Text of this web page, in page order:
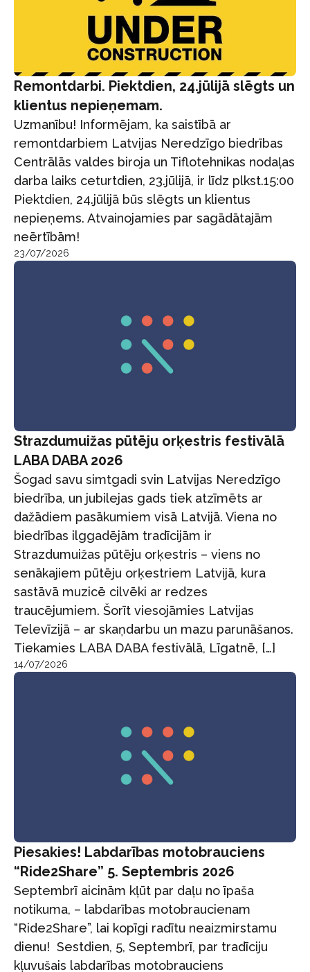
Remontdarbi. Piektdien, 24.jūlijā slēgts un
klientus nepieņemam.
Uzmanību! Informējam, ka saistībā ar
remontdarbiem Latvijas Neredzīgo biedrības
Centrālās valdes biroja un Tiflotehnikas nodaļas
darba laiks ceturtdien, 23.jūlijā, ir līdz plkst.15:00
Piektdien, 24.jūlijā būs slēgts un klientus
nepieņems. Atvainojamies par sagādātajām
neērtībām!
23/07/2026
Strazdumuižas pūtēju orķestris festivālā
LABA DABA 2026
Šogad savu simtgadi svin Latvijas Neredzīgo
biedrība, un jubilejas gads tiek atzīmēts ar
dažādiem pasākumiem visā Latvijā. Viena no
biedrības ilggadējām tradīcijām ir
Strazdumuižas pūtēju orķestris – viens no
senākajiem pūtēju orķestriem Latvijā, kura
sastāvā muzicē cilvēki ar redzes
traucējumiem. Šorīt viesojāmies Latvijas
Televīzijā – ar skaņdarbu un mazu parunāšanos.
Tiekamies LABA DABA festivālā, Līgatnē, […]
14/07/2026
Piesakies! Labdarības motobrauciens
“Ride2Share” 5. Septembris 2026
Septembrī aicinām kļūt par daļu no īpaša
notikuma, – labdarības motobraucienam
“Ride2Share”, lai kopīgi radītu neaizmirstamu
dienu! Sestdien, 5, Septembrī, par tradīciju
kļuvušais labdarības motobrauciens